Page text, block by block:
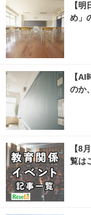
【
め」
【
のか
【8
覧は